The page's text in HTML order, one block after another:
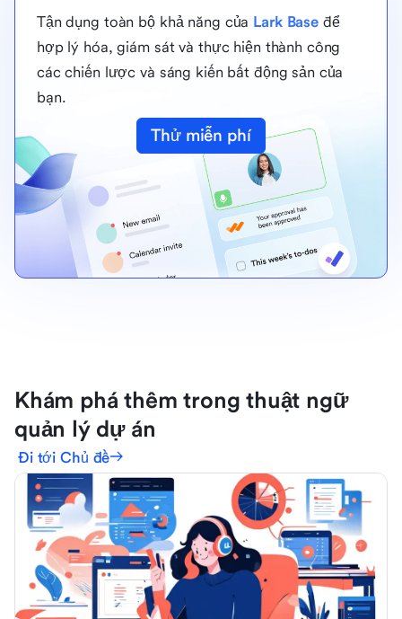
Tận dụng toàn bộ khả năng của Lark Base để
hợp lý hóa, giám sát và thực hiện thành công
các chiến lược và sáng kiến bất động sản của
bạn.
Thử miễn phí
Khám phá thêm trong thuật ngữ
quản lý dự án
Đi tới Chủ đề